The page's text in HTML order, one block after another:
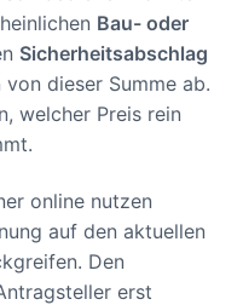
Bau- oder
Sicherheitsabschlag
dieser Summe ab.
welcher Preis rein
online nutzen
auf den aktuellen
Den
erst